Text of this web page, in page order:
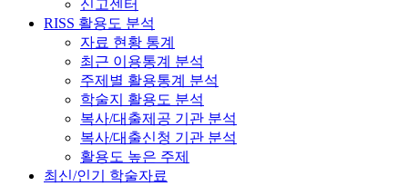
신고센터
RISS 활용도 분석
자료 현황 통계
최근 이용통계 분석
주제별 활용통계 분석
학술지 활용도 분석
복사/대출제공 기관 분석
복사/대출신청 기관 분석
활용도 높은 주제
최신/인기 학술자료